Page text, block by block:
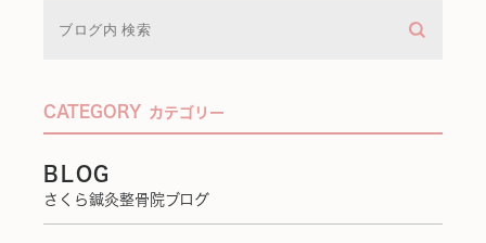
CATEGORY カテゴリー
BLOG
さくら鍼灸整骨院ブログ